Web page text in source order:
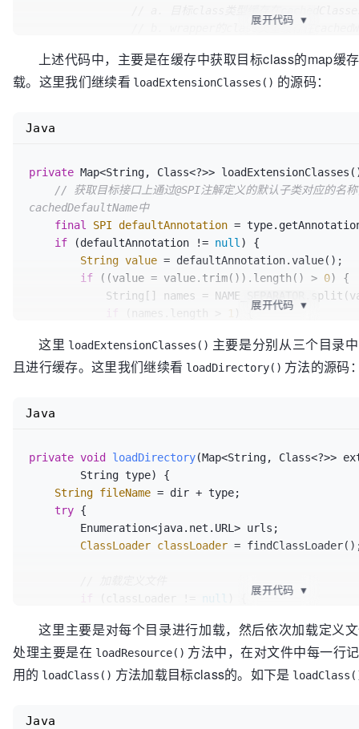
")  could not be
// b. wrapper的class类型缓存在
                classes = loadExtensionClasses();
                cachedClasses.set(classes);
    }
展开代码 ▼
上述代码中，主要是在缓存中获取目标class的map缓
载。这里我们继续看 loadExtensionClasses() 的源码：
private Map<String, Class<?>>
// 获取目标接口上通过@SPI注解定义的默认子类对应的名
cachedDefaultName中
final
SPI defaultAnnotation =
if (defaultAnnotation != null ) {
String value = defaultAnnotation.value();
if ((value = value.trim()).length() > 0) {
if (names.length > 1
) {
                    +
"name on extension " +
            }
// 分别在META-INF/dubbo/internal、META-INF/
// 获取定义文件，并且读取定义文件中的内容，这里主
        type.getName().replace(
"org.apache" ,
    loadDirectory(extensionClasses, DUBBO_DIRECTORY, type.getName());
    loadDirectory(extensionClasses, DUBBO_DIRECTORY,
        type.getName().replace(
"org.apache",
    loadDirectory(extensionClasses, SERVICES_DIRECTORY,
Java
展开代码 ▼
这里 loadExtensionClasses() 主要是分别从三个目录
且进行缓存。这里我们继续看 loadDirectory() 方法的源码
private void loadDirectory(Map<String, Class<?>>
        String type)
{
String fileName = dir + type;
try {
ClassLoader classLoader =
if (classLoader != null
        }
else {
            urls = ClassLoader.getSystemResources(fileName);
        }
Java
展开代码 ▼
这里主要是对每个目录进行加载，然后依次加载定义
处理主要是在 loadResource() 方法中，在对文件中每一行
用的 loadClass() 方法加载目标class的。如下是
Java